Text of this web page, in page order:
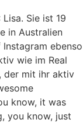
Sie ist 19
in Australien
Instagram ebenso
wie im Real
der mit ihr aktiv
know, it was
you know, just